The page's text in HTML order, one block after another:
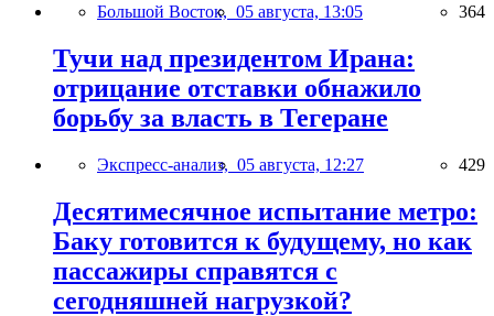
Большой Восток, 05 августа, 13:05 364
Тучи над президентом Ирана:
отрицание отставки обнажило
борьбу за власть в Тегеране
Экспресс-анализ, 05 августа, 12:27 429
Десятимесячное испытание метро:
Баку готовится к будущему, но как
пассажиры справятся с
сегодняшней нагрузкой?